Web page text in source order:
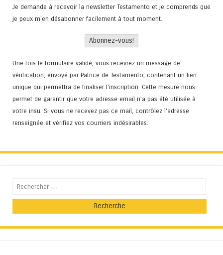
Je demande à recevoir la newsletter Testamento et je comprends que
je peux m'en désabonner facilement à tout moment.
Une fois le formulaire validé, vous recevrez un message de
vérification, envoyé par Patrice de Testamento, contenant un lien
unique qui permettra de finaliser l'inscription. Cette mesure nous
permet de garantir que votre adresse email n’a pas été utilisée à
votre insu. Si vous ne recevez pas ce mail, contrôlez l’adresse
renseignée et vérifiez vos courriers indésirables.
Recherche